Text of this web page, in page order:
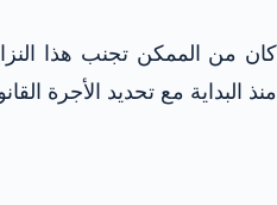
كان من الممكن تجنب هذا
منذ البداية مع تحديد الأجرة